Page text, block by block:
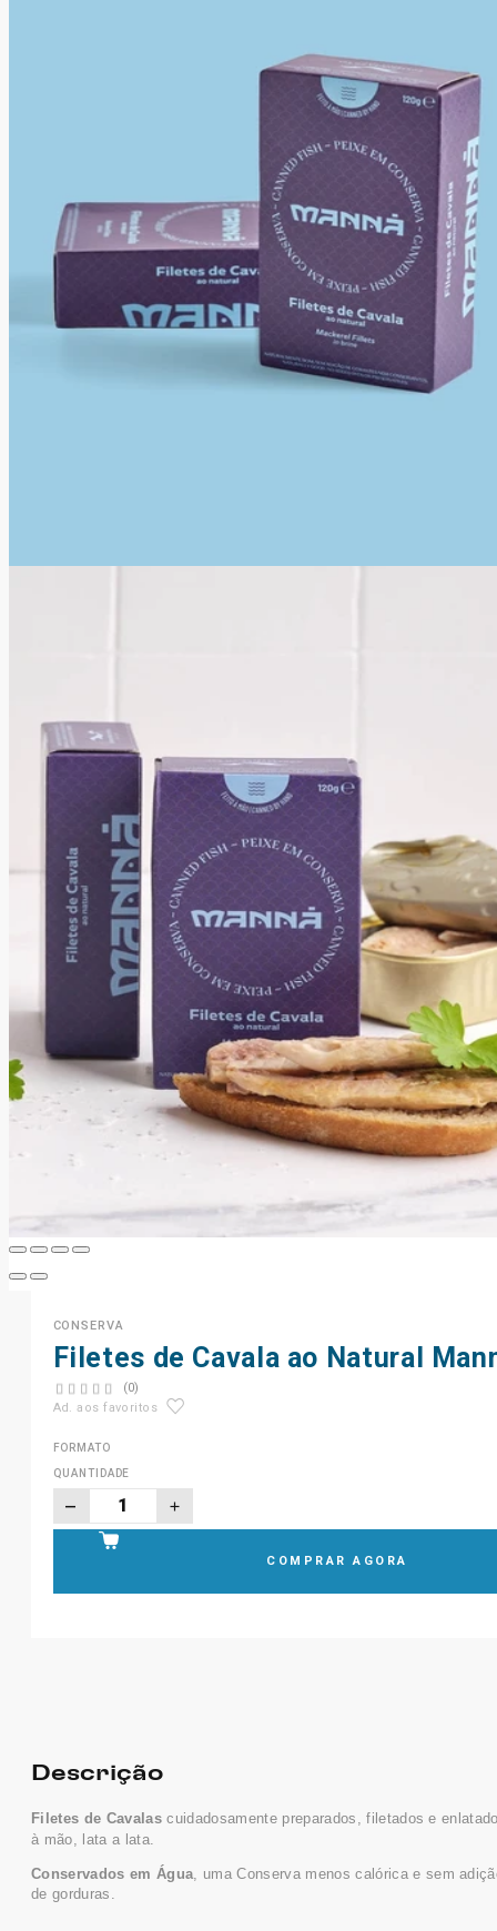
CONSERVA
Filetes de Cavala ao Natural
(0)
Ad. aos favoritos
FORMATO
QUANTIDADE
COMPRAR AGORA
Descrição
Filetes de Cavalascuidadosamente preparados, filetados e
à mão, lata a lata.
Conservados em Água, uma Conserva menos calórica e sem
de gorduras.